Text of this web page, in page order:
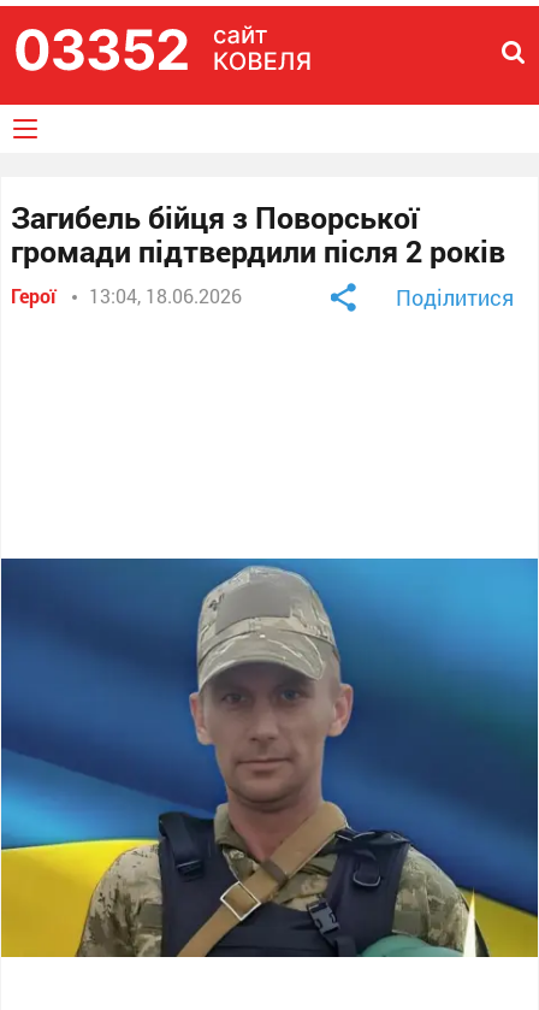
Загибель бійця з Поворської
громади підтвердили після 2 років
Герої 13:04, 18.06.2026 Поділитися